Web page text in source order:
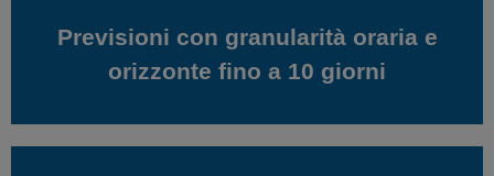
Previsioni con granularità oraria e
orizzonte fino a 10 giorni
Previsioni con granularità oraria e
orizzonte fino a 10 giorni